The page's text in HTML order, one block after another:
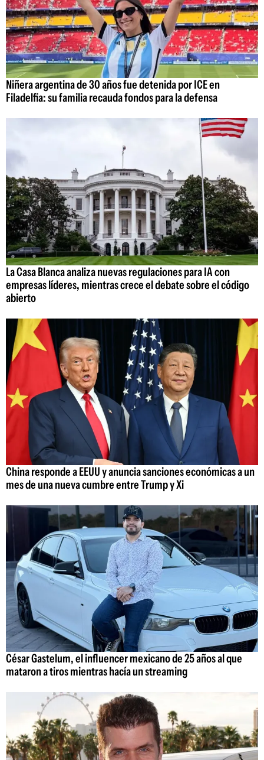
Niñera argentina de 30 años fue detenida por ICE en
Filadelfia: su familia recauda fondos para la defensa
La Casa Blanca analiza nuevas regulaciones para IA con
empresas líderes, mientras crece el debate sobre el código
abierto
China responde a EEUU y anuncia sanciones económicas a un
mes de una nueva cumbre entre Trump y Xi
César Gastelum, el influencer mexicano de 25 años al que
mataron a tiros mientras hacía un streaming